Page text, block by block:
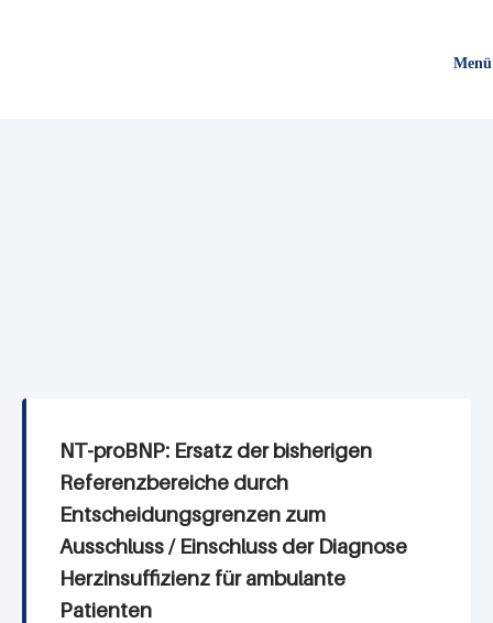
Menü
NT-proBNP: Ersatz der bisherigen
Referenzbereiche durch
Entscheidungsgrenzen zum
Ausschluss / Einschluss der Diagnose
Herzinsuffizienz für ambulante
Patienten